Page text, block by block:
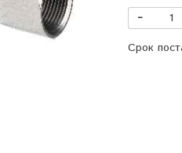
Срок